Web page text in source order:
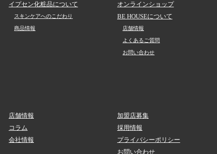
イプセン化粧品について
スキンケアへのこだわり
商品情報
オンラインショップ
BE HOUSEについて
店舗情報
よくあるご質問
お問い合わせ
店舗情報
コラム
会社情報
加盟店募集
採用情報
プライバシーポリシー
お問い合わせ